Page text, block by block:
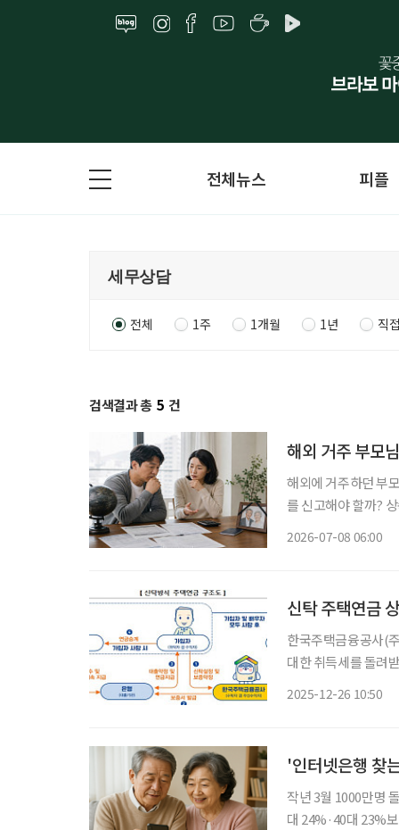
전체뉴스 피플
전체 1주 1개월 1년 직
검색결과 총 5 건
해외 거주 부모
해외에 거주하던 부
를 신고해야 할까?
2026-07-08 06:00
신탁 주택연금
한국주택금융공사(
대한 취득세를 돌려
2025-12-26 10:50
'인터넷은행 찾
작년 3월 1000만명
대 24%·40대 23%